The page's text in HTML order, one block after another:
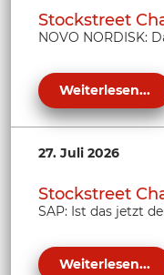
Stockstreet
NOVO NORDISK:
Weiterlesen...
27. Juli 2026
Stockstreet
SAP: Ist das jetzt
Weiterlesen...